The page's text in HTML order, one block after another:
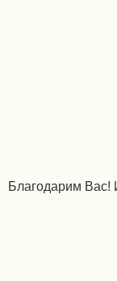
Благодарим Вас!